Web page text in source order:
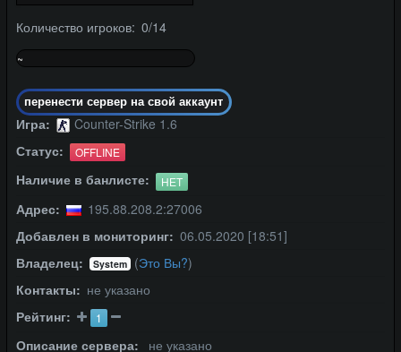
Количество игроков: 0/14
~
перенести сервер на свой аккаунт
Игра:
Counter-Strike 1.6
Статус:
OFFLINE
Наличие в банлисте: НЕТ
Адрес:
195.88.208.2:27006
Добавлен в мониторинг: 06.05.2020 [18:51]
Владелец:
System (Это Вы?)
Контакты: не указано
Рейтинг:
1
Описание сервера: не указано